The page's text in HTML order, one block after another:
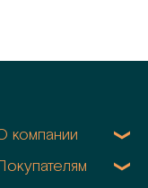
компании